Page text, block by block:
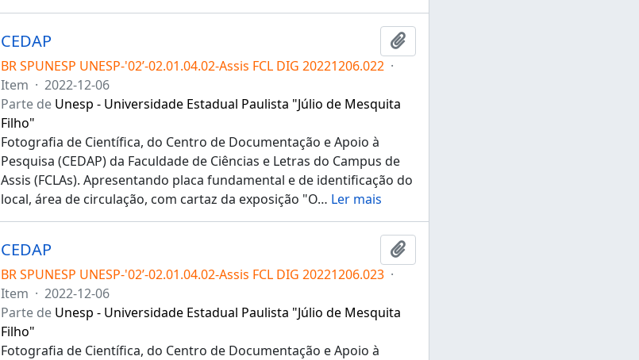
CEDAP
Adicionar a área de transferência
BR SPUNESP UNESP-'02’-02.01.04.02-Assis FCL DIG 20221206.022 ·
Item · 2022-12-06
Parte de Unesp - Universidade Estadual Paulista "Júlio de Mesquita
Filho"
Fotografia de Científica, do Centro de Documentação e Apoio à
Pesquisa (CEDAP) da Faculdade de Ciências e Letras do Campus de
Assis (FCLAs). Apresentando placa fundamental e de identificação do
local, área de circulação, com cartaz da exposição "O… Ler mais
CEDAP
Adicionar a área de transferência
BR SPUNESP UNESP-'02’-02.01.04.02-Assis FCL DIG 20221206.023 ·
Item · 2022-12-06
Parte de Unesp - Universidade Estadual Paulista "Júlio de Mesquita
Filho"
Fotografia de Científica, do Centro de Documentação e Apoio à